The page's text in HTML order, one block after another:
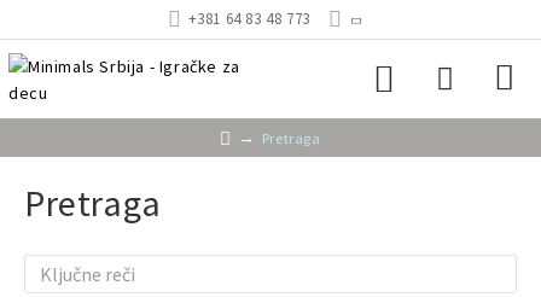
+381 64 83 48 773
Pretraga
Pretraga